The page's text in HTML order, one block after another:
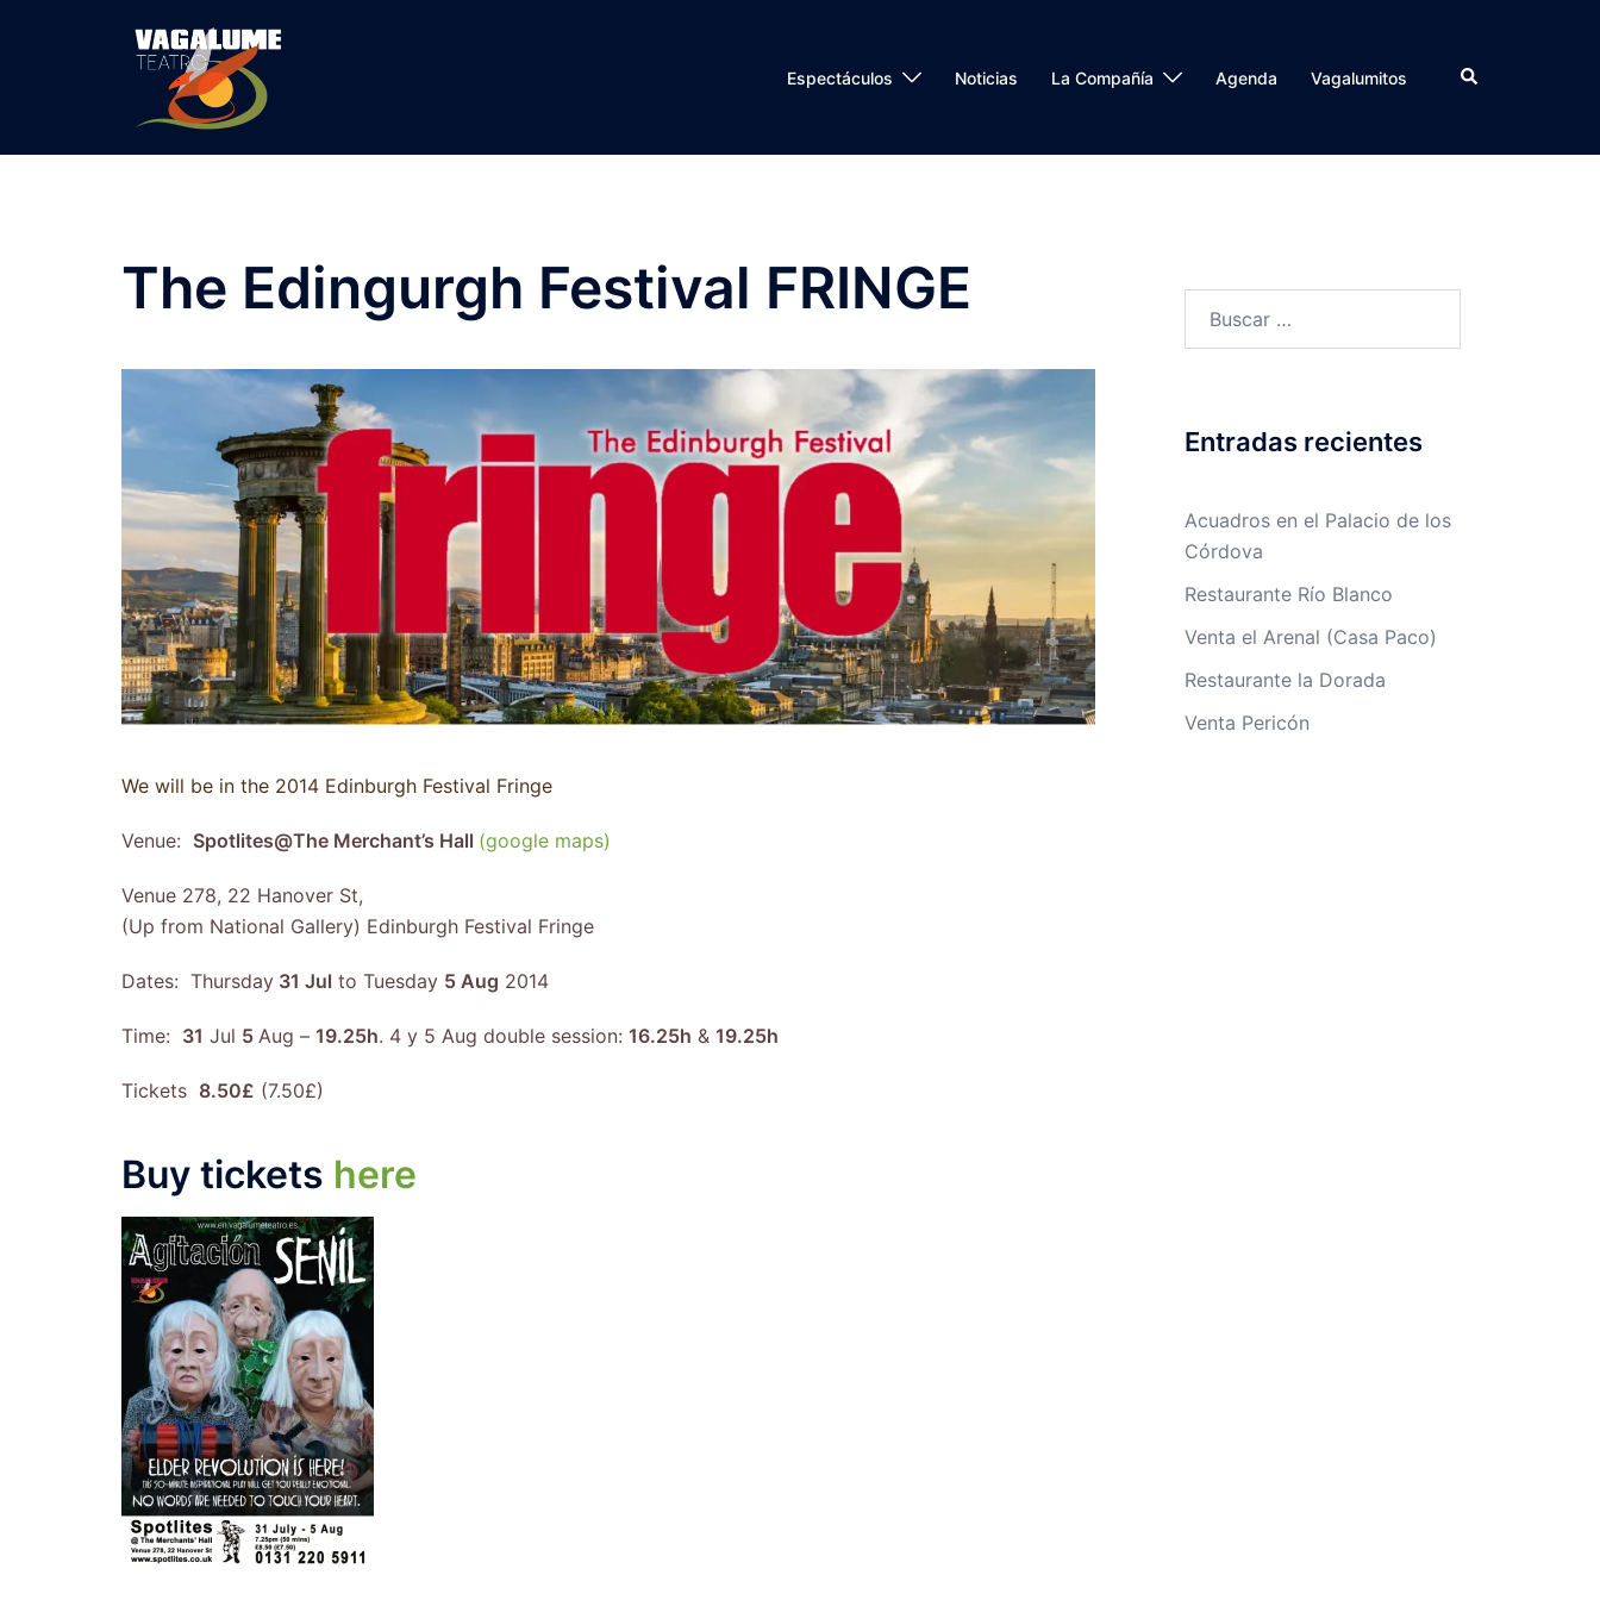
Espectáculos Noticias La Compañía Agenda Vagalumitos
The Edingurgh Festival FRINGE
We will be in the 2014 Edinburgh Festival Fringe
Venue: Spotlites@The Merchant’s Hall (google maps)
Venue 278, 22 Hanover St,
(Up from National Gallery) Edinburgh Festival Fringe
Dates: Thursday 31 Jul to Tuesday 5 Aug 2014
Time: 31 Jul 5 Aug – 19.25h. 4 y 5 Aug double session: 16.25h & 19.25h
Tickets 8.50£ (7.50£)
Buy tickets here
Entradas recientes
Acuadros en el Palacio de los
Córdova
Restaurante Río Blanco
Venta el Arenal (Casa Paco)
Restaurante la Dorada
Venta Pericón